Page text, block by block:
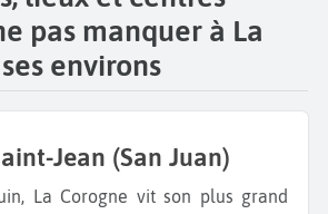
pas manquer à La
environs
Jean (San Juan)